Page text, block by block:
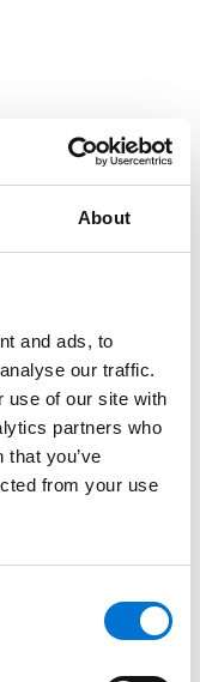
About
and ads, to
our traffic.
use of our site with
partners who
you’ve
from your use